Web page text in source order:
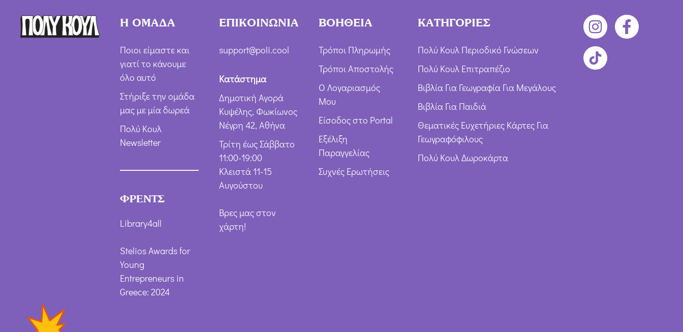
ή
ρ
Η ΟΜΑΔΑ
Ποιοι είμαστε και
γιατί το κάνουμε
όλο αυτό
Στήριξε την ομάδα
μας με μία δωρεά
Πολύ Κουλ
Newsletter
ΦΡΕΝΤΣ
Library4all
Stelios Awards for
Young
Entrepreneurs in
Greece: 2024
ΕΠΙΚΟΙΝΩΝΙΑ
support@poli.cool
Κατάστημα
Δημοτική Αγορά
Κυψέλης, Φωκίωνος
Νέγρη 42, Αθήνα
Τρίτη έως Σάββατο
11:00-19:00
Κλειστά 11-15
Αυγούστου
Βρες μας στον
χάρτη!
ΒΟΗΘΕΙΑ
Τρόποι Πληρωμής
Τρόποι Αποστολής
Ο Λογαριασμός
Μου
Είσοδος στο Portal
Εξέλιξη
Παραγγελίας
Συχνές Ερωτήσεις
ΚΑΤΗΓΟΡΙΕΣ
Πολύ Κουλ Περιοδικό Γνώσεων
Πολύ Κουλ Επιτραπέζιο
Βιβλία Για Γεωγραφία Για Μεγάλους
Βιβλία Για Παιδιά
Θεματικές Ευχετήριες Κάρτες Για
Γεωγραφόφιλους
Πολύ Κουλ Δωροκάρτα